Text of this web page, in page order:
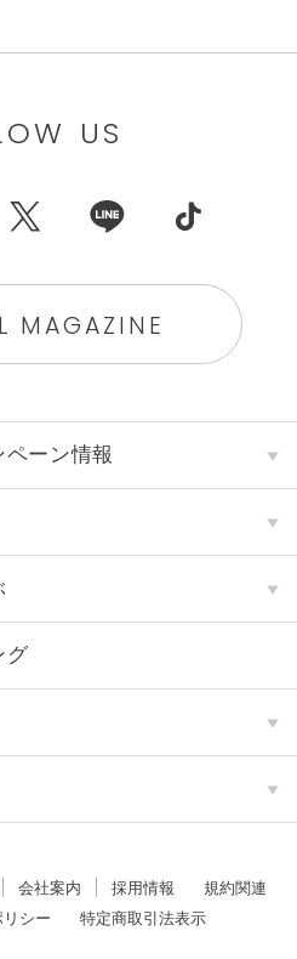
US
MAGAZINE
ーン情報
グ
会社案内 採用情報
規約関連
シー
特定商取引法表示